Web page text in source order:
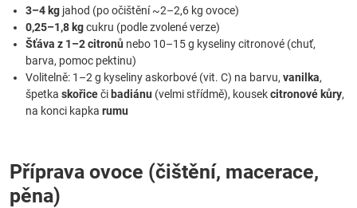
3–4 kg jahod (po očištění ~2–2,6 kg ovoce)
0,25–1,8 kgcukru (podle zvolené verze)
Šťáva z 1–2 citronů nebo 10–15 g kyseliny citronové (chuť,
barva, pomoc pektinu)
Volitelně: 1–2 g kyseliny askorbové (vit. C) na barvu, vanilka,
špetka skořiceči badiánu (velmi střídmě), kousekcitronové kůry,
na konci kapka rumu
Příprava ovoce (čištění, macerace,
pěna)